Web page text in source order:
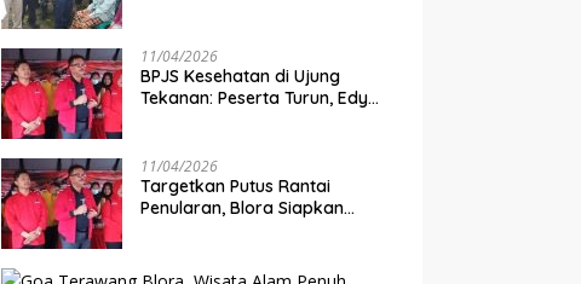
11/04/2026
BPJS Kesehatan di Ujung
Tekanan: Peserta Turun, Edy
11/04/2026
‎Targetkan Putus Rantai
Penularan, Blora Siapkan